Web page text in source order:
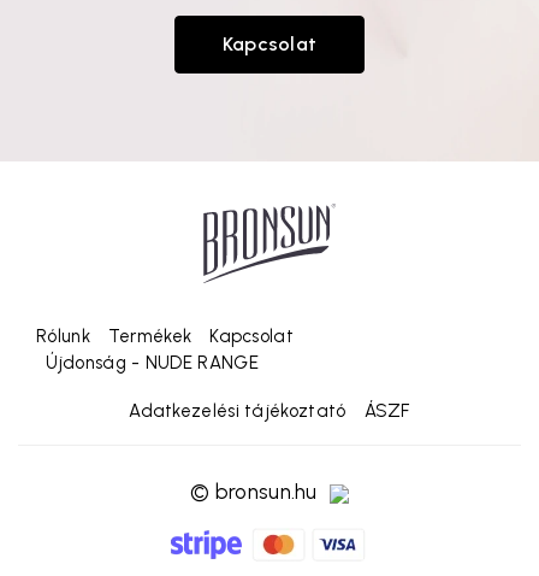
Kapcsolat
Rólunk Termékek
Kapcsolat
Újdonság - NUDE RANGE
Adatkezelési tájékoztató ÁSZF
© bronsun.hu